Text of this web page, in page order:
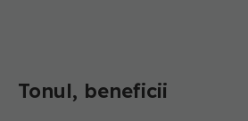
Tonul, beneficii